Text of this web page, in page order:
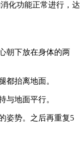
化功能正常进行，达
朝下放在身体的两
都抬离地面。
与地面平行。
姿势。之后再重复5